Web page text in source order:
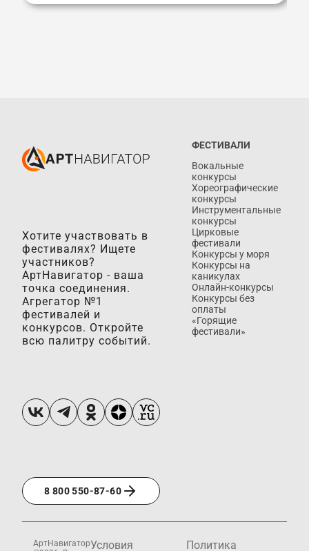
Хотите участвовать в
фестивалях? Ищете
участников?
АртНавигатор - ваша
точка соединения.
Агрегатор №1
фестивалей и
конкурсов. Откройте
всю палитру событий.
8 800 550-87-60
ФЕСТИВАЛИ
Вокальные
конкурсы
Хореографические
конкурсы
Инструментальные
конкурсы
Цирковые
фестивали
Конкурсы у моря
Конкурсы на
каникулах
Онлайн-конкурсы
Конкурсы без
оплаты
«Горящие
фестивали»
АртНавигаторУсловия Политика